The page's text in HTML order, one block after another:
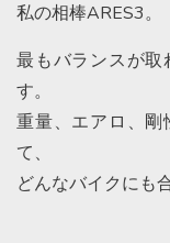
私の相棒ARES3。
最もバランスが
す。
重量、エアロ、
て、
どんなバイクにも